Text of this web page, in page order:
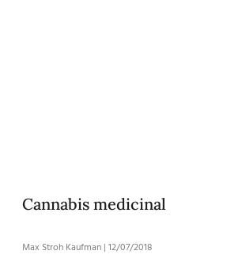
Cannabis medicinal
Max Stroh Kaufman 12/07/2018